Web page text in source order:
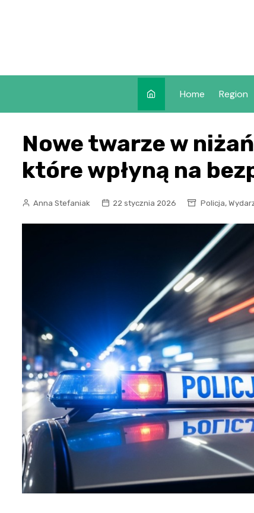
Home Region
Nowe twarze w
które wpłyną na
Anna Stefaniak 22 stycznia 2026 Policja,